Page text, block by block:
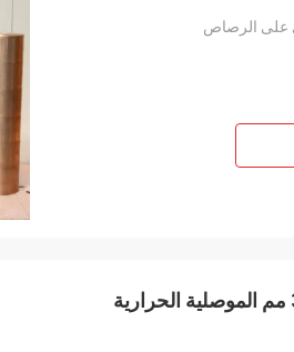
Td04 C17300 شريط مستدير من النحاس البريليوم 8-30 مم الموصلية الحرارية